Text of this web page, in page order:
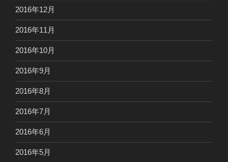
2016年12月
2016年11月
2016年10月
2016年9月
2016年8月
2016年7月
2016年6月
2016年5月